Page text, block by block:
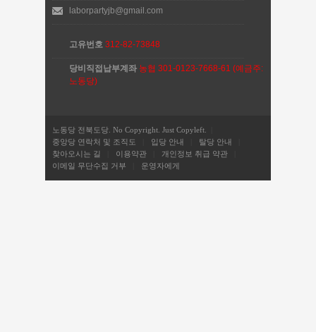
laborpartyjb@gmail.com
고유번호 312-82-73848
당비직접납부계좌 농협 301-0123-7668-61 (예금주:
노동당)
노동당 전북도당. No Copyright. Just Copyleft.
중앙당 연락처 및 조직도
입당 안내
탈당 안내
찾아오시는 길
이용약관
개인정보 취급 약관
이메일 무단수집 거부
운영자에게